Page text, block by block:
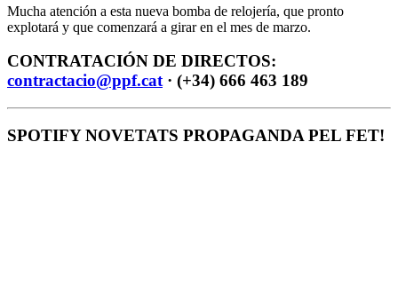
Mucha atención a esta nueva bomba de relojería, que pronto
explotará y que comenzará a girar en el mes de marzo.
CONTRATACIÓN DE DIRECTOS:
contractacio@ppf.cat· (+34) 666 463 189
SPOTIFY NOVETATS PROPAGANDA PEL FET!